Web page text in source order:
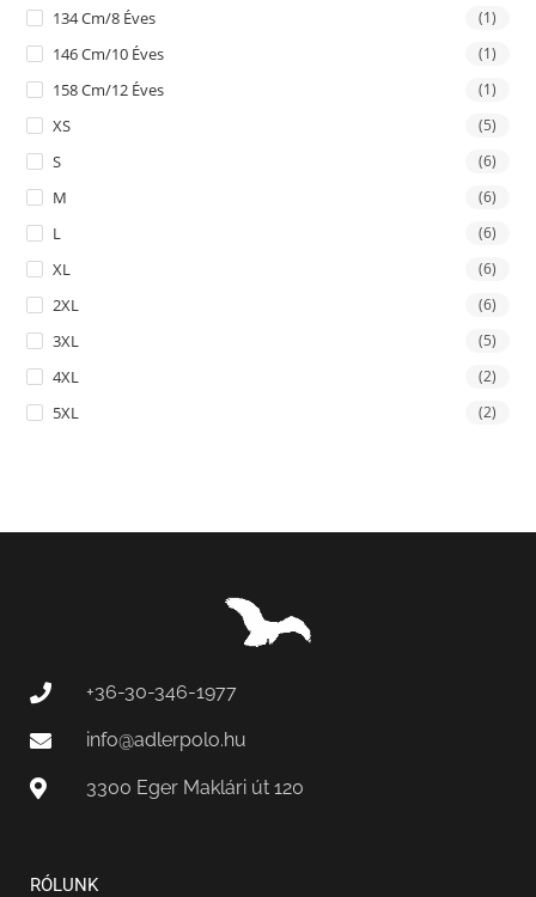
134 Cm/8 Éves (1)
146 Cm/10 Éves (1)
158 Cm/12 Éves (1)
XS (5)
S (6)
M (6)
L (6)
XL (6)
2XL (6)
3XL (5)
4XL (2)
5XL (2)
+36-30-346-1977
info@adlerpolo.hu
3300 Eger Maklári út 120
RÓLUNK